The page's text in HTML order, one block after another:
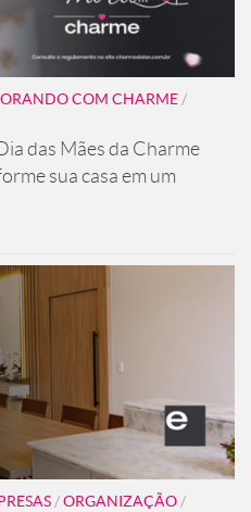
COM CHARME /
das Mães da Charme
sua casa em um
/ORGANIZAÇÃO /